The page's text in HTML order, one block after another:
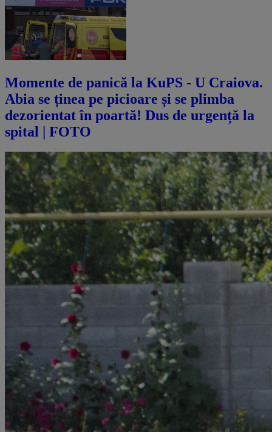
Momente de panică la KuPS - U Craiova.
Abia se ținea pe picioare și se plimba
dezorientat în poartă! Dus de urgență la
spital | FOTO